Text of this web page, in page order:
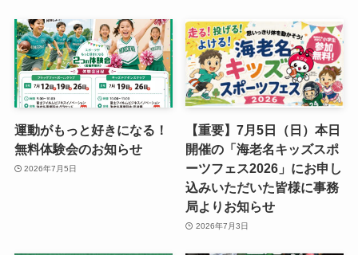
運動がもっと好きになる！
無料体験会のお知らせ
2026年7月5日
【重要】7月5日（日）本日
開催の「海老名キッズスポ
ーツフェス2026」にお申し
込みいただいた皆様に事務
局よりお知らせ
2026年7月3日